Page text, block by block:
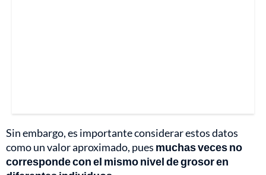
Sin embargo, es importante considerar estos datos
como un valor aproximado, pues muchas veces no
corresponde con el mismo nivel de grosor en